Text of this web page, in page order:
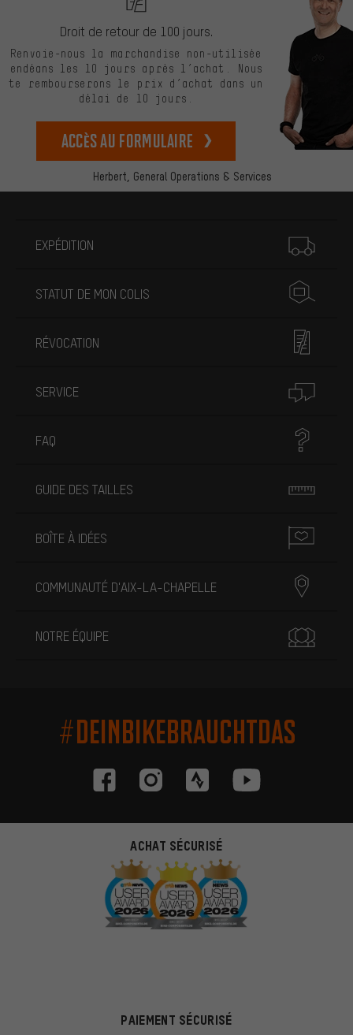
Herbert, General Operations & Services
Droit de retour de 100 jours.
Renvoie-nous la marchandise non-utilisée
endéans les 10 jours après l’achat. Nous
te rembourserons le prix d’achat dans un
délai de 10 jours.
Accès au formulaire
EXPÉDITION
STATUT DE MON COLIS
RÉVOCATION
SERVICE
FAQ
GUIDE DES TAILLES
BOÎTE À IDÉES
COMMUNAUTÉ D'AIX-LA-CHAPELLE
NOTRE ÉQUIPE
#DEINBIKEBRAUCHTDAS
ACHAT SÉCURISÉ
PAIEMENT SÉCURISÉ